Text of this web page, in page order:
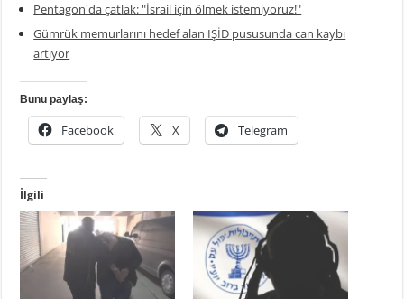
Pentagon'da çatlak: "İsrail için ölmek istemiyoruz!"
Gümrük memurlarını hedef alan IŞİD pususunda can kaybı
artıyor
Bunu paylaş:
Facebook X Telegram
İlgili